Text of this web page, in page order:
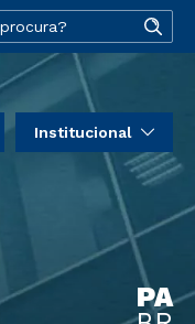
Institucional
PA